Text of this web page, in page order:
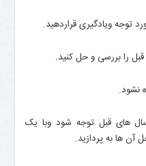
های قبل توجه شود وبا یک
آن ها به پردازید.